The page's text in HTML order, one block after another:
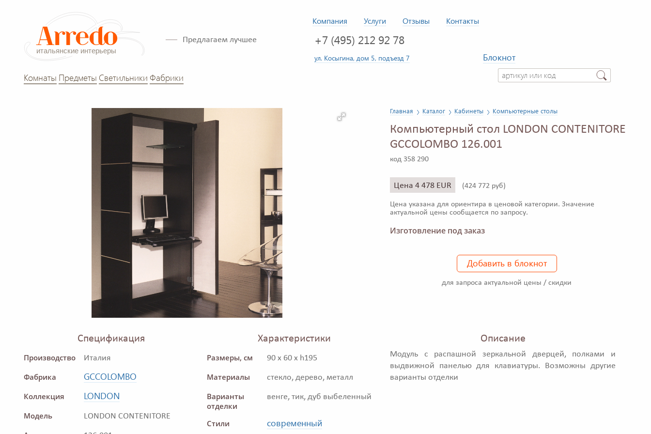
Компания Услуги Отзывы Контакты
Предлагаем лучшее +7 (495) 212 92 78
ул. Косыгина, дом 5, подъезд 7
Блокнот
Комнаты Предметы Светильники Фабрики
Главная Каталог Кабинеты Компьютерные столы
Компьютерный стол LONDON CONTENITORE
GCCOLOMBO 126.001
код 358 290
Цена 4 478 EUR (424 772 руб)
Цена указана для ориентира в ценовой категории. Значение
актуальной цены сообщается по запросу.
Изготовление под заказ
Добавить в блокнот
для запроса актуальной цены / скидки
Спецификация
Производство Италия
Фабрика GCCOLOMBO
Коллекция LONDON
Модель LONDON CONTENITORE
Характеристики
Размеры, см 90 x 60 x h195
Материалы стекло, дерево, металл
Варианты
отделки
венге, тик, дуб выбеленный
Стили современный
Описание
Модуль с распашной зеркальной дверцей, полками и
выдвижной панелью для клавиатуры. Возможны другие
варианты отделки